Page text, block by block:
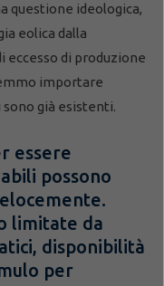
questione ideologica,
eolica dalla
eccesso di produzione
importare
già esistenti.
essere
possono
limitate da
disponibilità
per